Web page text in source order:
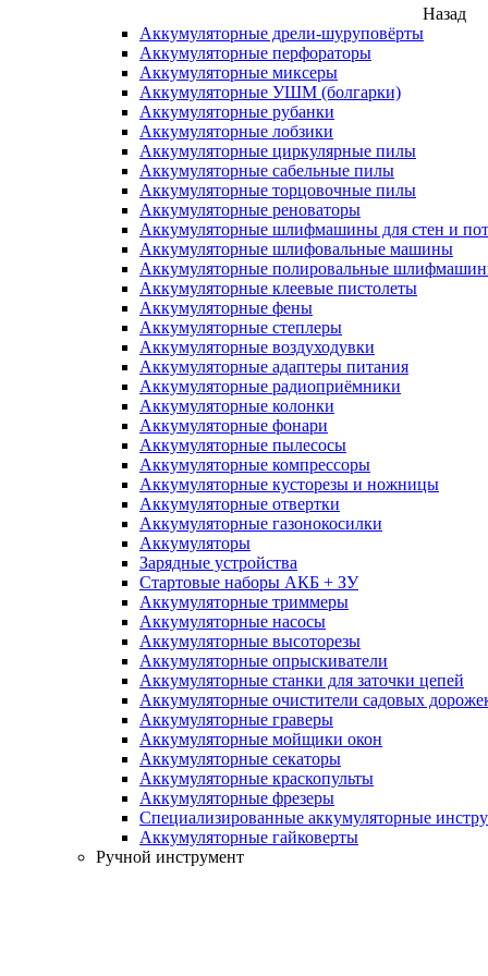
Назад
Аккумуляторные дрели-шуруповёрты
Аккумуляторные перфораторы
Аккумуляторные миксеры
Аккумуляторные УШМ (болгарки)
Аккумуляторные рубанки
Аккумуляторные лобзики
Аккумуляторные циркулярные пилы
Аккумуляторные сабельные пилы
Аккумуляторные торцовочные пилы
Аккумуляторные реноваторы
Аккумуляторные шлифмашины для стен и
Аккумуляторные шлифовальные машины
Аккумуляторные полировальные
Аккумуляторные клеевые пистолеты
Аккумуляторные фены
Аккумуляторные степлеры
Аккумуляторные воздуходувки
Аккумуляторные адаптеры питания
Аккумуляторные радиоприёмники
Аккумуляторные колонки
Аккумуляторные фонари
Аккумуляторные пылесосы
Аккумуляторные компрессоры
Аккумуляторные кусторезы и ножницы
Аккумуляторные отвертки
Аккумуляторные газонокосилки
Аккумуляторы
Зарядные устройства
Стартовые наборы АКБ + ЗУ
Аккумуляторные триммеры
Аккумуляторные насосы
Аккумуляторные высоторезы
Аккумуляторные опрыскиватели
Аккумуляторные станки для заточки цепей
Аккумуляторные очистители садовых
Аккумуляторные граверы
Аккумуляторные мойщики окон
Аккумуляторные секаторы
Аккумуляторные краскопульты
Аккумуляторные фрезеры
Специализированные аккумуляторные
Аккумуляторные гайковерты
Ручной инструмент